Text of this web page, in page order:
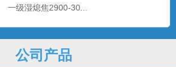
一级湿熄焦2900-30...
公司产品
系统、辅助照明系统和温度...
温室大棚配件